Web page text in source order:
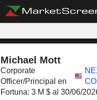
Michael Mott
Corporate
Officer/Principal en
Fortuna: 3 M $ al 30/06/